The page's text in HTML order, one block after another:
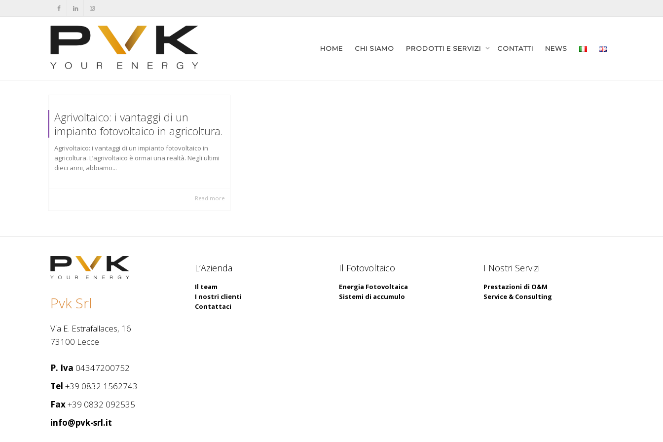
HOME CHI SIAMO PRODOTTI E SERVIZI CONTATTI NEWS
Agrivoltaico: i vantaggi di un
impianto fotovoltaico in agricoltura.
Agrivoltaico: i vantaggi di un impianto fotovoltaico in
agricoltura. L’agrivoltaico è ormai una realtà. Negli ultimi
dieci anni, abbiamo...
Read more
Pvk Srl
Via E. Estrafallaces, 16
73100 Lecce
P. Iva 04347200752
Tel +39 0832 1562743
Fax+39 0832 092535
info@pvk-srl.it
L’Azienda
Il team
I nostri clienti
Contattaci
Il Fotovoltaico
Energia Fotovoltaica
Sistemi di accumulo
I Nostri Servizi
Prestazioni di O&M
Service & Consulting